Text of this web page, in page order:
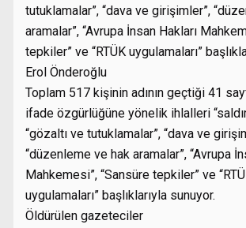
tutuklamalar”, “dava ve girişimler”,
aramalar”, “Avrupa İnsan Hakları
tepkiler” ve “RTÜK uygulamaları”
Erol Önderoğlu
Toplam 517 kişinin adının geçtiği 41
ifade özgürlüğüne yönelik ihlalleri
“gözaltı ve tutuklamalar”, “dava ve
“düzenleme ve hak aramalar”, “Avrupa
Mahkemesi”, “Sansüre tepkiler” ve
uygulamaları” başlıklarıyla sunuyor.
Öldürülen gazeteciler